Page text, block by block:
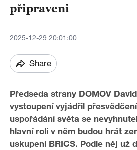
připraveni
2025-12-29 20:01:00
Share
Předseda strany DOMOV
vystoupení vyjádřil
uspořádání světa se
hlavní roli v něm budou hrát
uskupení BRICS. Podle něj už